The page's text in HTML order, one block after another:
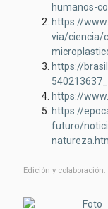
humanos-
https://
via/ciencia/
https://
https://
https://
futuro/
Edición y colaboración: